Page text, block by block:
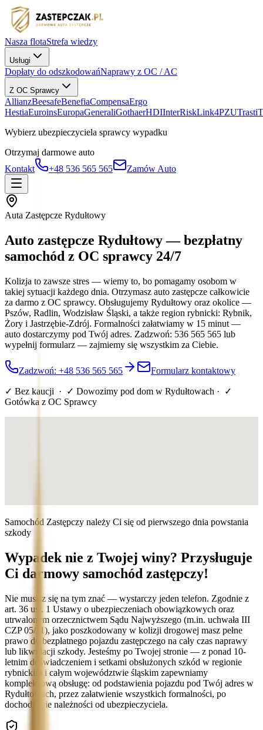
Nasza flotaStrefa wiedzy
Usługi
Dopłaty do odszkodowańNaprawy z OC / AC
Z OC Sprawcy
AllianzBeesafeBenefiaCompensaErgo
HestiaEuroinsEuropaGeneraliGothaerHDIInterRiskLink4PZUTrasti
Wybierz ubezpieczyciela sprawcy wypadku
Otrzymaj darmowe auto
Kontakt
+48 536 565 565 Zamów Auto
Auta Zastępcze Rydułtowy
Auto zastępcze Rydułtowy — bezpłatny
samochód z OC sprawcy 24/7
Kolizja to zawsze stres — wiemy to, bo pomagamy osobom w
takiej sytuacji każdego dnia. Otrzymasz auto zastępcze całkowicie
za darmo z OC sprawcy. Obsługujemy Rydułtowy oraz okolice —
Pszów, Radlin, Wodzisław Śląski, a także region rybnicki: Rybnik,
Żory i Jastrzębie-Zdrój. Formalności załatwiamy w 15 minut —
auto dostarczymy pod Twój adres. Zadzwoń: 536 565 565 lub
wypełnij formularz — zajmiemy się wszystkim za Ciebie.
Zadzwoń: +48 536 565 565 Formularz kontaktowy
✓ Bez kaucji · ✓ Dowozimy pod dom w Rydułtowach · ✓
Gotówka z OC Sprawcy
Samochód Zastępczy należy Ci się od pierwszego dnia powstania
szkody
Wypadek nie z Twojej winy? Przysługuje
Ci darmowy samochód zastępczy!
Nie musisz się na tym znać — wystarczy jeden telefon. Zgodnie z
art. 36 ust. 1 Ustawy o ubezpieczeniach obowiązkowych oraz
utrwalonym orzecznictwem Sądu Najwyższego (m.in. uchwała III
CZP 05/11), jako poszkodowany w kolizji drogowej masz pełne
prawo do bezpłatnego pojazdu zastępczego na cały czas naprawy
lub likwidacji szkody. Jesteśmy po Twojej stronie — z ponad 10-
letnim doświadczeniem i setkami obsłużonych szkód w regionie
rybnickim i całym województwie śląskim zapewniamy
kompleksową obsługę: od podstawienia pojazdu pod Twój adres w
Rydułtowach, przez załatwienie wszystkich formalności, po
dochodzenie należności od ubezpieczyciela.